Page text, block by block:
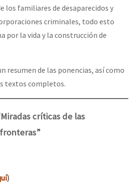
los familiares de desaparecidos y
criminales, todo esto
por la vida y la construcción de
resumen de las ponencias, así como
textos completos.
críticas de las
)